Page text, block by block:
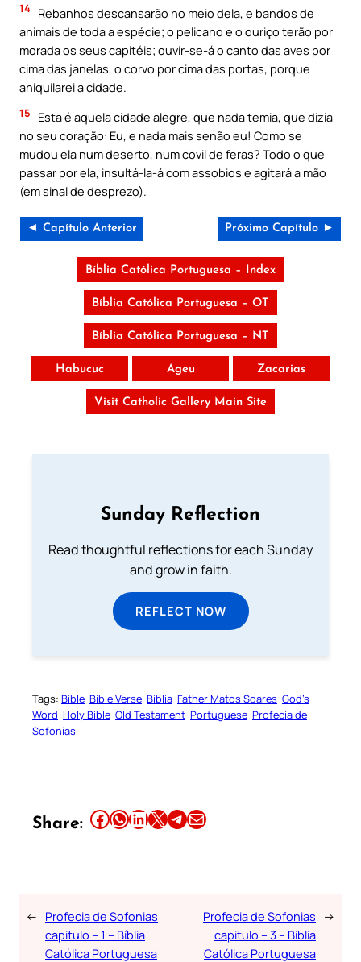
14 Rebanhos descansarão no meio dela, e bandos de
animais de toda a espécie; o pelicano e o ouriço terão por
morada os seus capitéis; ouvir-se-á o canto das aves por
cima das janelas, o corvo por cima das portas, porque
aniquilarei a cidade.
15
Esta é aquela cidade alegre, que nada temia, que dizia
no seu coração: Eu, e nada mais senão eu! Como se
mudou ela num deserto, num covil de feras? Todo o que
passar por ela, insultá-la-á com assobios e agitará a mão
(em sinal de desprezo).
◄ Capítulo Anterior Próximo Capítulo ►
Bíblia Católica Portuguesa – Index
Bíblia Católica Portuguesa – OT
Bíblia Católica Portuguesa – NT
Habucuc Ageu Zacarias
Visit Catholic Gallery Main Site
Sunday Reflection
Read thoughtful reflections for each Sunday
and grow in faith.
REFLECT NOW
Tags: Bible Bible Verse Biblia Father Matos Soares God’s
Word Holy Bible Old Testament Portuguese Profecia de
Sofonias
Share: Share this article on Facebook Share this article on WhatsApp Share this article on LinkedIn Share this article on X Share this article on TelegramEmail this Article
← Profecia de Sofonias
capitulo – 1 – Bíblia
Católica Portuguesa
Profecia de Sofonias
capitulo – 3 – Bíblia
Católica Portuguesa
→